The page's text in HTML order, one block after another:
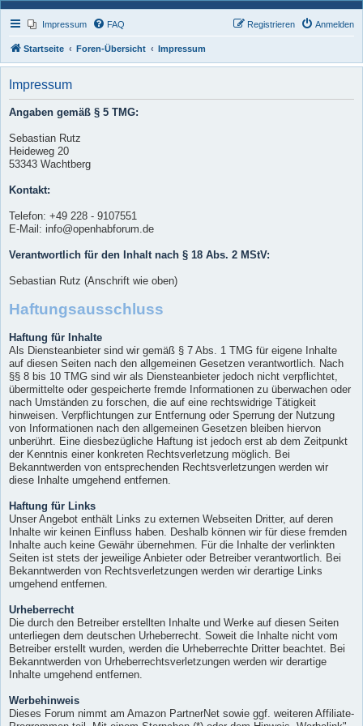
Impressum FAQ Anmelden
Registrieren
Startseite Foren-Übersicht Impressum
Impressum
Angaben gemäß § 5 TMG:
Sebastian Rutz
Heideweg 20
53343 Wachtberg
Kontakt:
Telefon: +49 228 - 9107551
E-Mail: info@openhabforum.de
Verantwortlich für den Inhalt nach § 18 Abs. 2 MStV:
Sebastian Rutz (Anschrift wie oben)
Haftungsausschluss
Haftung für Inhalte
Als Diensteanbieter sind wir gemäß § 7 Abs. 1 TMG für eigene Inhalte
auf diesen Seiten nach den allgemeinen Gesetzen verantwortlich. Nach
§§ 8 bis 10 TMG sind wir als Diensteanbieter jedoch nicht verpflichtet,
übermittelte oder gespeicherte fremde Informationen zu überwachen oder
nach Umständen zu forschen, die auf eine rechtswidrige Tätigkeit
hinweisen. Verpflichtungen zur Entfernung oder Sperrung der Nutzung
von Informationen nach den allgemeinen Gesetzen bleiben hiervon
unberührt. Eine diesbezügliche Haftung ist jedoch erst ab dem Zeitpunkt
der Kenntnis einer konkreten Rechtsverletzung möglich. Bei
Bekanntwerden von entsprechenden Rechtsverletzungen werden wir
diese Inhalte umgehend entfernen.
Haftung für Links
Unser Angebot enthält Links zu externen Webseiten Dritter, auf deren
Inhalte wir keinen Einfluss haben. Deshalb können wir für diese fremden
Inhalte auch keine Gewähr übernehmen. Für die Inhalte der verlinkten
Seiten ist stets der jeweilige Anbieter oder Betreiber verantwortlich. Bei
Bekanntwerden von Rechtsverletzungen werden wir derartige Links
umgehend entfernen.
Urheberrecht
Die durch den Betreiber erstellten Inhalte und Werke auf diesen Seiten
unterliegen dem deutschen Urheberrecht. Soweit die Inhalte nicht vom
Betreiber erstellt wurden, werden die Urheberrechte Dritter beachtet. Bei
Bekanntwerden von Urheberrechtsverletzungen werden wir derartige
Inhalte umgehend entfernen.
Werbehinweis
Dieses Forum nimmt am Amazon PartnerNet sowie ggf. weiteren Affiliate-